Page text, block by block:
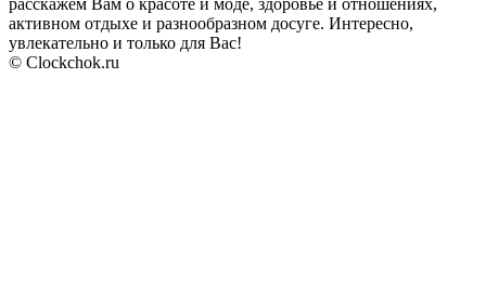
расскажем Вам о красоте и моде, здоровье и отношениях,
активном отдыхе и разнообразном досуге. Интересно,
увлекательно и только для Вас!
© Clockchok.ru